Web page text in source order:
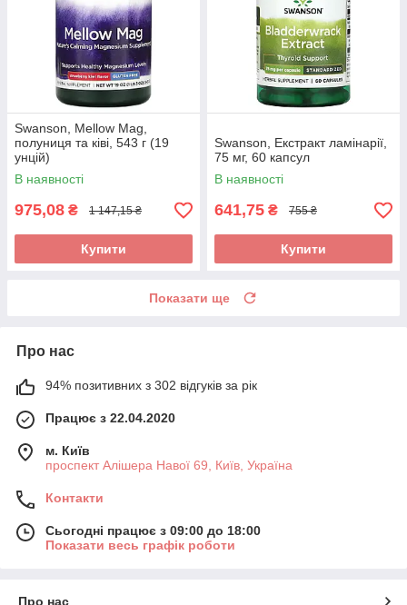
Swanson, Mellow Mag,
полуниця та ківі, 543 г (19
унцій)
В наявності
975,08 ₴ 1 147,15 ₴
Купити
Swanson, Екстракт ламінарії,
75 мг, 60 капсул
В наявності
641,75 ₴ 755 ₴
Купити
Показати ще
Про нас
94% позитивних з 302 відгуків за рік
Працює з 22.04.2020
м. Київ
проспект Алішера Навої 69, Київ, Україна
Контакти
Сьогодні працює з 09:00 до 18:00
Показати весь графік роботи
Про нас